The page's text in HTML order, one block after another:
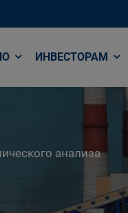
ИНВЕСТОРАМ
анализа